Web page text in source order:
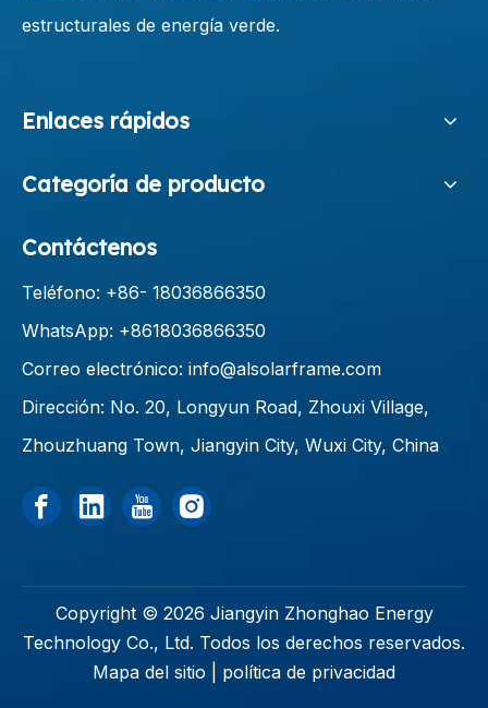
estructurales de energía verde.
Enlaces rápidos
Categoría de producto
Contáctenos
Teléfono: +86- 18036866350
WhatsApp: +8618036866350
Correo electrónico: info@alsolarframe.com
Dirección: No. 20, Longyun Road, Zhouxi Village,
Zhouzhuang Town, Jiangyin City, Wuxi City, China
Copyright © 2026 Jiangyin Zhonghao Energy
Technology Co., Ltd. Todos los derechos reservados.
Mapa del sitio
política de privacidad